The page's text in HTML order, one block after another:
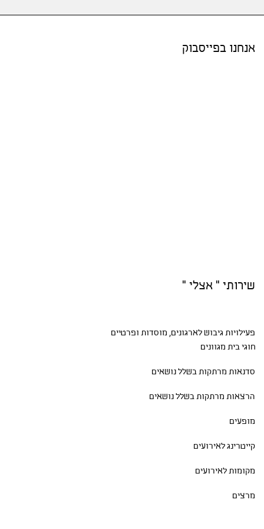
אנחנו בפייסבוק
שירותי " אצלי "
פעילויות גיבושלארגונים, מוסדות ופרטיים
חוגי בית מגוונים
סדנאות מרתקות בשלל נושאים
הרצאות מרתקות בשלל נושאים
מופעים
קייטרינג לאירועים
מקומות לאירועים
מרצים